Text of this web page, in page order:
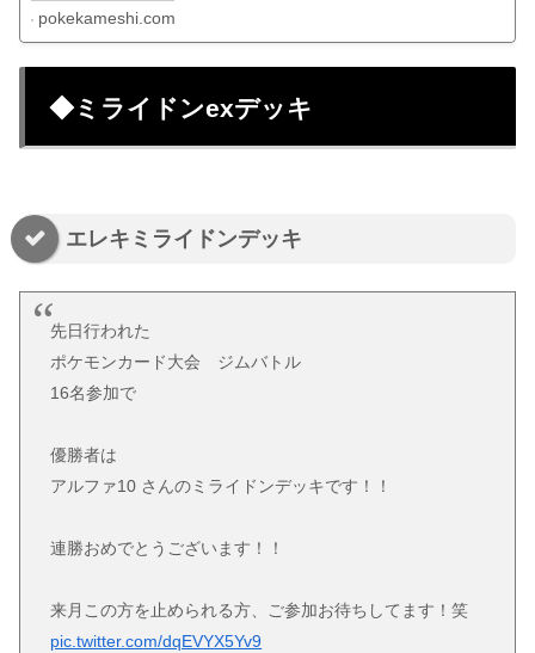
pokekameshi.com
◆ミライドンexデッキ
エレキミライドンデッキ
先日行われた
ポケモンカード大会 ジムバトル
16名参加で
優勝者は
アルファ10 さんのミライドンデッキです！！
連勝おめでとうございます！！
来月この方を止められる方、ご参加お待ちしてます！笑
pic.twitter.com/dqEVYX5Yv9